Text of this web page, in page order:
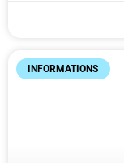
INFORMATIONS